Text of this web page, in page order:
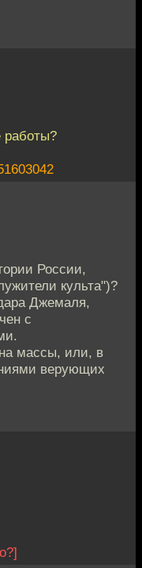
работы?
России,
культа")?
Джемаля,
с
массы, или, в
верующих